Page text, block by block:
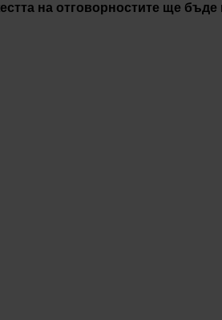
на отговорностите ще бъде